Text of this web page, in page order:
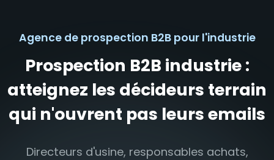
Agence de prospection B2B pour l'industrie
Prospection B2B industrie :
atteignez les décideurs terrain
qui n'ouvrent pas leurs emails
Directeurs d'usine, responsables achats,